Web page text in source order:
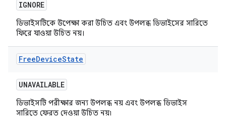
IGNORE
ডিভাইসটিকে উপেক্ষা করা উচিত এবং উপলব্ধ ডিভাইসের সারিতে
ফিরে যাওয়া উচিত নয়।
FreeDeviceState
UNAVAILABLE
ডিভাইসটি পরীক্ষার জন্য উপলব্ধ নয় এবং উপলব্ধ ডিভাইস
সারিতে ফেরত দেওয়া উচিত নয়৷